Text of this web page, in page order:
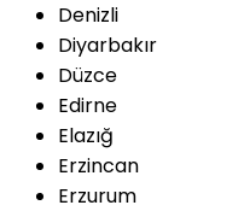
Denizli
Diyarbakır
Düzce
Edirne
Elazığ
Erzincan
Erzurum